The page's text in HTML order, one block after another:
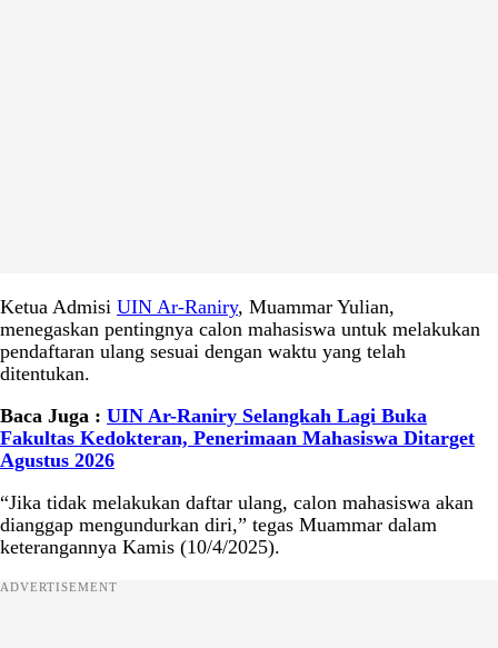
Ketua Admisi UIN Ar-Raniry, Muammar Yulian,
menegaskan pentingnya calon mahasiswa untuk melakukan
pendaftaran ulang sesuai dengan waktu yang telah
ditentukan.
Baca Juga : UIN Ar-Raniry Selangkah Lagi Buka
Fakultas Kedokteran, Penerimaan Mahasiswa Ditarget
Agustus 2026
“Jika tidak melakukan daftar ulang, calon mahasiswa akan
dianggap mengundurkan diri,” tegas Muammar dalam
keterangannya Kamis (10/4/2025).
ADVERTISEMENT